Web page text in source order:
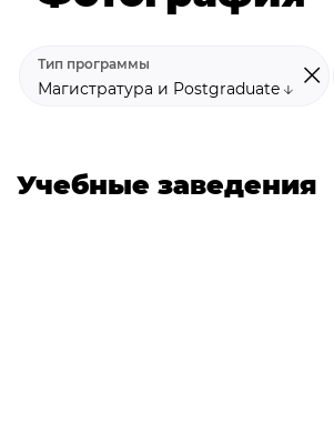
Тип программы
Магистратура и Postgraduate
Учебные заведения